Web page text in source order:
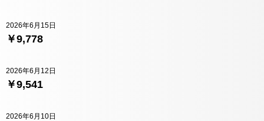
￥9,778
2026年6月15日
￥9,541
2026年6月12日
2026年6月10日